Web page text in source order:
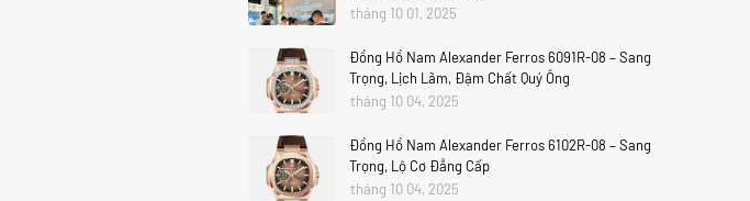
tháng 10 01, 2025
Đồng Hồ Nam Alexander Ferros 6091R-08 – Sang
Trọng, Lịch Lãm, Đậm Chất Quý Ông
tháng 10 04, 2025
Đồng Hồ Nam Alexander Ferros 6102R-08 – Sang
Trọng, Lộ Cơ Đẳng Cấp
tháng 10 04, 2025